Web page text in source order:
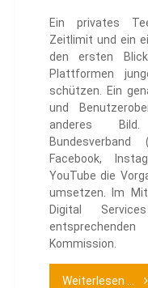
Ein privates
Zeitlimit und ein
den ersten
Plattformen
schützen. Ein
und
anderes Bild.
Facebook,
YouTube die
umsetzen. Im
Digital
Kommission.
Weiterlesen ...